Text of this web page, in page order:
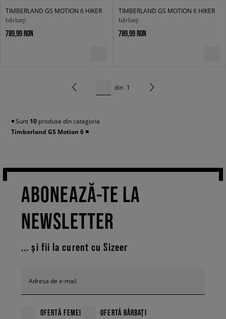
TIMBERLAND GS MOTION 6 HIKER
bărbați
789,99 RON
TIMBERLAND GS MOTION 6 HIKER
bărbați
789,99 RON
din 1
◾️ Sunt 10 produse din categoria
Timberland GS Motion 6 ◾️
ABONEAZĂ-TE LA
NEWSLETTER
... și fii la curent cu Sizeer
Adresa de e-mail
OFERTĂ FEMEI OFERTĂ BĂRBAȚI